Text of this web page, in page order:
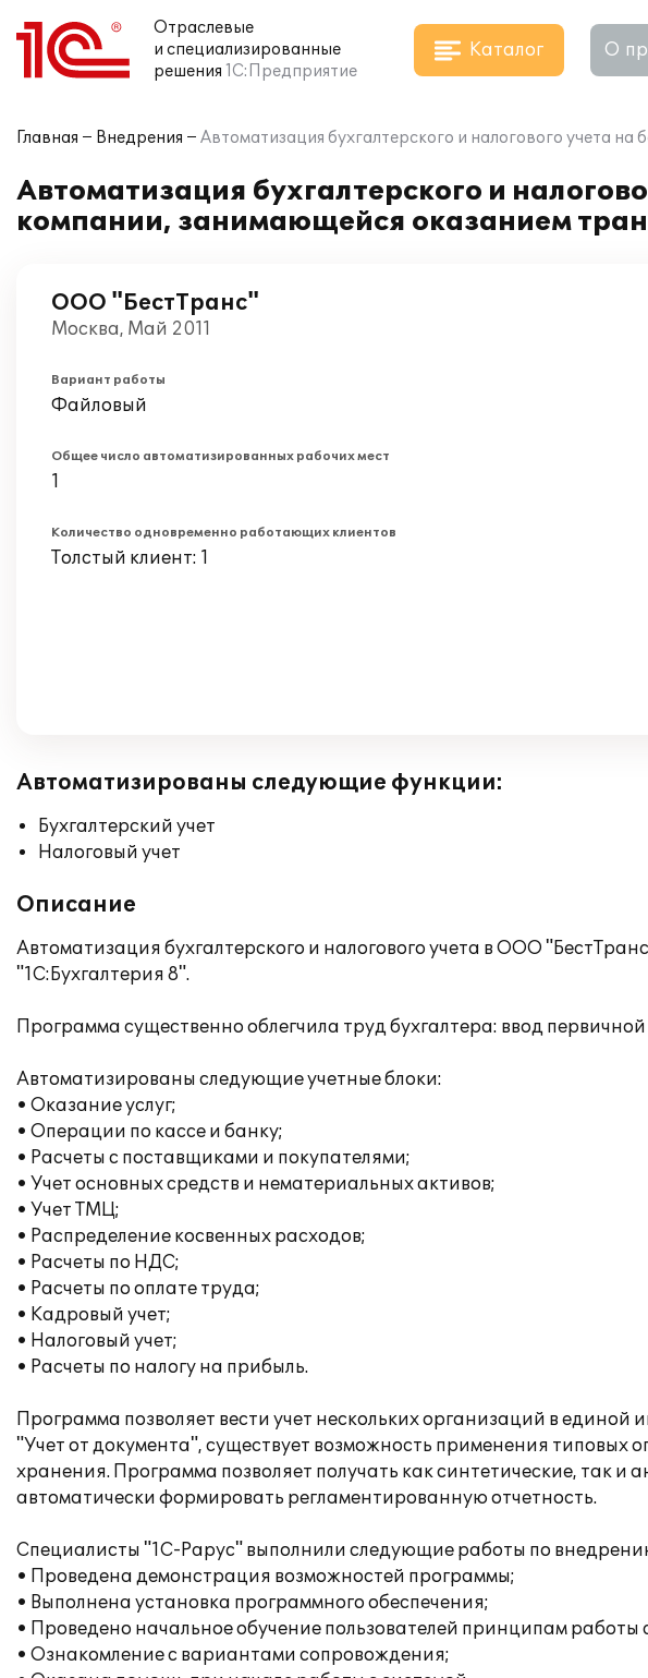
Отраслевые
и специализированные
решения 1С:Предприятие
Каталог О
Главная Внедрения Автоматизация бухгалтерского и налогового учета
Автоматизация бухгалтерского и
компании, занимающейся оказанием
ООО "БестТранс"
Москва, Май 2011
Вариант работы
Файловый
Общее число автоматизированных рабочих мест
1
Количество одновременно работающих клиентов
Толстый клиент: 1
Автоматизированы следующие функции:
Бухгалтерский учет
Налоговый учет
Описание
Автоматизация бухгалтерского и налогового учета в ООО
"1С:Бухгалтерия 8".
Программа существенно облегчила труд бухгалтера: ввод
Автоматизированы следующие учетные блоки:
• Оказание услуг;
• Операции по кассе и банку;
• Расчеты с поставщиками и покупателями;
• Учет основных средств и нематериальных активов;
• Учет ТМЦ;
• Распределение косвенных расходов;
• Расчеты по НДС;
• Расчеты по оплате труда;
• Кадровый учет;
• Налоговый учет;
• Расчеты по налогу на прибыль.
Программа позволяет вести учет нескольких организаций в
"Учет от документа", существует возможность применения типовых
хранения. Программа позволяет получать как синтетические, так и
автоматически формировать регламентированную отчетность.
Специалисты "1С-Рарус" выполнили следующие работы по
• Проведена демонстрация возможностей программы;
• Выполнена установка программного обеспечения;
• Проведено начальное обучение пользователей принципам работы
• Ознакомление с вариантами сопровождения;